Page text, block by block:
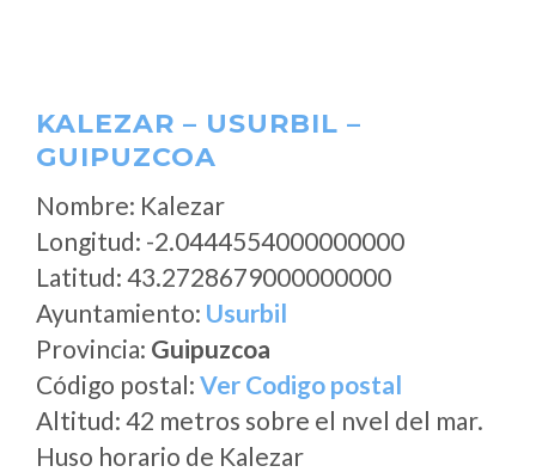
KALEZAR – USURBIL –
GUIPUZCOA
Nombre: Kalezar
Longitud: -2.0444554000000000
Latitud: 43.2728679000000000
Ayuntamiento: Usurbil
Provincia: Guipuzcoa
Código postal: Ver Codigo postal
Altitud: 42 metros sobre el nvel del mar.
Huso horario de Kalezar